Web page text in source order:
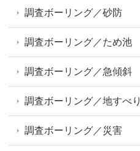
調査ボーリング／砂防
調査ボーリング／ため池
調査ボーリング／急傾斜
調査ボーリング／地すべり
調査ボーリング／災害